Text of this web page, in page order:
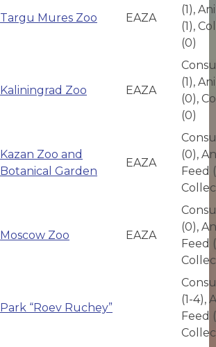
Targu Mures Zoo EAZA
(1),
(1),
(0)
Kaliningrad Zoo EAZA
(1),
(0),
(0)
Kazan Zoo and
Botanical Garden
EAZA
(0),
Feed
Moscow Zoo EAZA
(0),
Feed
Park “Roev Ruchey”
(1-4),
Feed